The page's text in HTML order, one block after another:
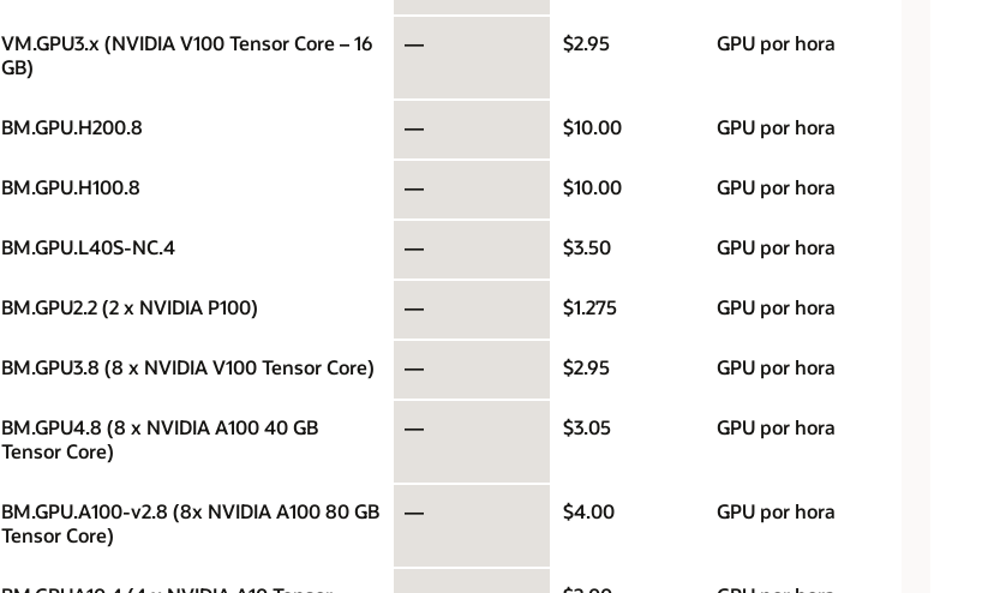
VM.GPU3.x (NVIDIA V100 Tensor Core – 16
GB)
— $2.95 GPU por hora
BM.GPU.H200.8 — $10.00 GPU por hora
BM.GPU.H100.8 — $10.00 GPU por hora
BM.GPU.L40S-NC.4 — $3.50 GPU por hora
BM.GPU2.2 (2 x NVIDIA P100) — $1.275 GPU por hora
BM.GPU3.8 (8 x NVIDIA V100 Tensor Core) — $2.95 GPU por hora
BM.GPU4.8 (8 x NVIDIA A100 40 GB
Tensor Core)
— $3.05 GPU por hora
BM.GPU.A100-v2.8 (8x NVIDIA A100 80 GB
Tensor Core)
— $4.00 GPU por hora